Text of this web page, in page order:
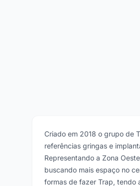
Criado em 2018 o grupo de
referências gringas e
Representando a Zona
buscando mais espaço no
formas de fazer Trap, tendo